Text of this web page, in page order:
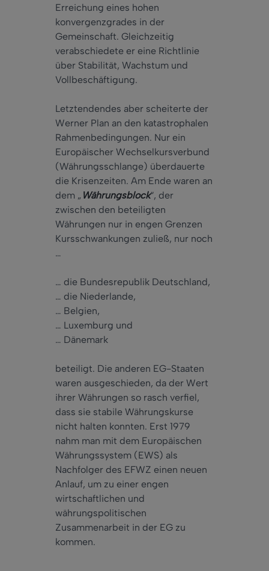
Erreichung eines hohen
konvergenzgrades in der
Gemeinschaft. Gleichzeitig
verabschiedete er eine Richtlinie
über Stabilität, Wachstum und
Vollbeschäftigung.
Letztendendes aber scheiterte der
Werner Plan an den katastrophalen
Rahmenbedingungen. Nur ein
Europäischer Wechselkursverbund
(Währungsschlange) überdauerte
die Krisenzeiten. Am Ende waren an
dem „ Währungsblock“, der
zwischen den beteiligten
Währungen nur in engen Grenzen
Kursschwankungen zuließ, nur noch
…
… die Bundesrepublik Deutschland,
… die Niederlande,
… Belgien,
… Luxemburg und
… Dänemark
beteiligt. Die anderen EG-Staaten
waren ausgeschieden, da der Wert
ihrer Währungen so rasch verfiel,
dass sie stabile Währungskurse
nicht halten konnten. Erst 1979
nahm man mit dem Europäischen
Währungssystem (EWS) als
Nachfolger des EFWZ einen neuen
Anlauf, um zu einer engen
wirtschaftlichen und
währungspolitischen
Zusammenarbeit in der EG zu
kommen.